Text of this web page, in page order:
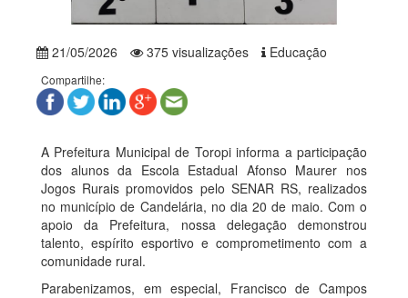
21/05/2026 375 visualizações Educação
Compartilhe:
A Prefeitura Municipal de Toropi informa a participação
dos alunos da Escola Estadual Afonso Maurer nos
Jogos Rurais promovidos pelo SENAR RS, realizados
no município de Candelária, no dia 20 de maio. Com o
apoio da Prefeitura, nossa delegação demonstrou
talento, espírito esportivo e comprometimento com a
comunidade rural.
Parabenizamos, em especial, Francisco de Campos